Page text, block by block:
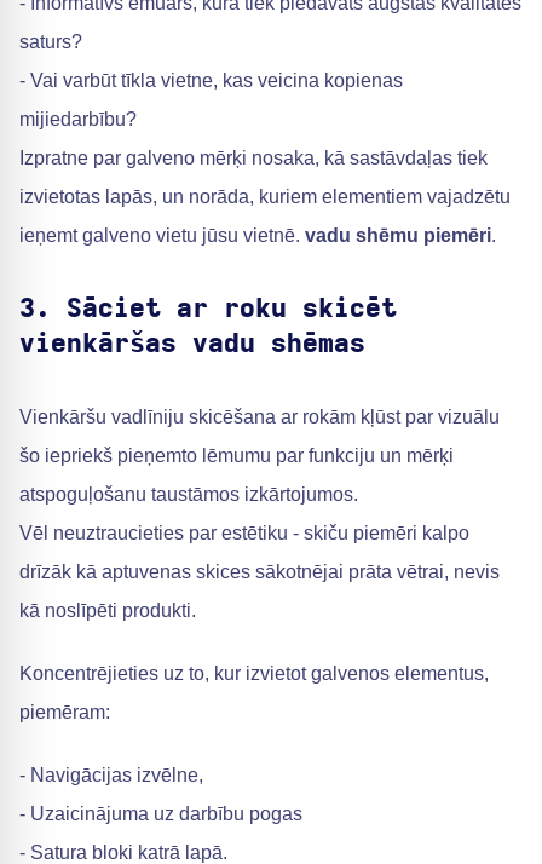
saturs?
- Vai varbūt tīkla vietne, kas veicina kopienas
mijiedarbību?
Izpratne par galveno mērķi nosaka, kā sastāvdaļas tiek
izvietotas lapās, un norāda, kuriem elementiem vajadzētu
ieņemt galveno vietu jūsu vietnē. vadu shēmu piemēri.
3. Sāciet ar roku skicēt
vienkāršas vadu shēmas
Vienkāršu vadlīniju skicēšana ar rokām kļūst par vizuālu
šo iepriekš pieņemto lēmumu par funkciju un mērķi
atspoguļošanu taustāmos izkārtojumos.
Vēl neuztraucieties par estētiku - skiču piemēri kalpo
drīzāk kā aptuvenas skices sākotnējai prāta vētrai, nevis
kā noslīpēti produkti.
Koncentrējieties uz to, kur izvietot galvenos elementus,
piemēram:
- Navigācijas izvēlne,
- Uzaicinājuma uz darbību pogas
- Satura bloki katrā lapā.